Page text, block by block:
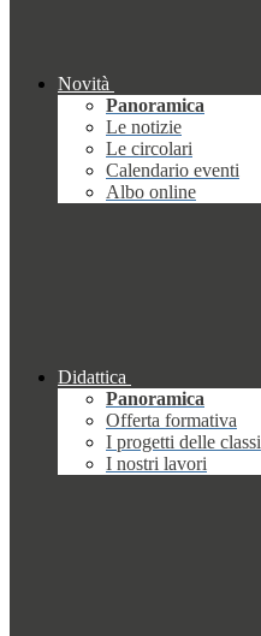
Novità
Panoramica
Le notizie
Le circolari
Calendario eventi
Albo online
Didattica
Panoramica
Offerta formativa
I progetti delle classi
I nostri lavori